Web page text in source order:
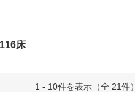
床
1 - 10件を表示（全 21件）